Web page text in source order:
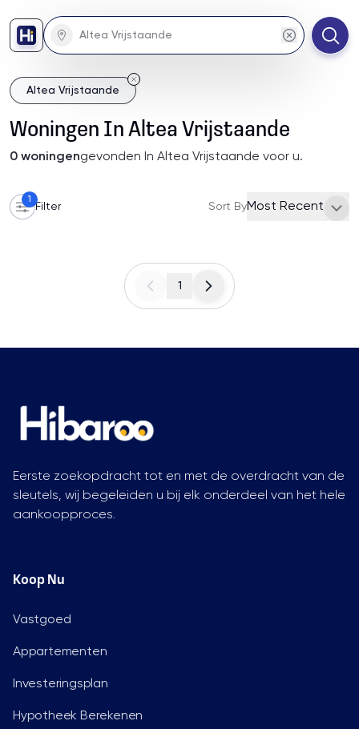
Altea Vrijstaande
Woningen In Altea Vrijstaande
0 woningengevonden In Altea Vrijstaande voor u.
1
Filter Sort ByMost Recent
1
Eerste zoekopdracht tot en met de overdracht van de
sleutels, wij begeleiden u bij elk onderdeel van het hele
aankoopproces.
Koop Nu
Vastgoed
Appartementen
Investeringsplan
Hypotheek Berekenen